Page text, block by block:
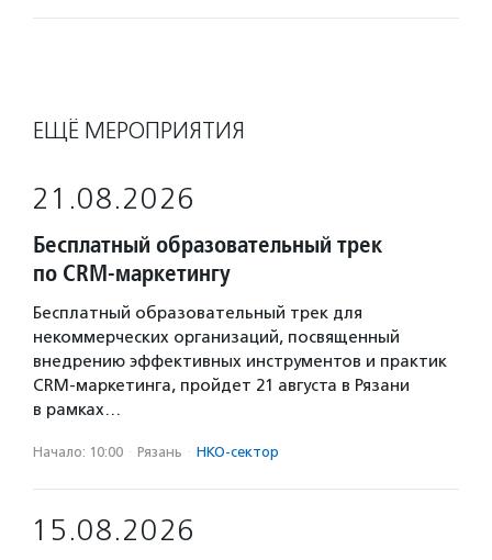
ЕЩЁ МЕРОПРИЯТИЯ
21.08.2026
Бесплатный образовательный трек
по CRM-маркетингу
Бесплатный образовательный трек для
некоммерческих организаций, посвященный
внедрению эффективных инструментов и практик
CRM-маркетинга, пройдет 21 августа в Рязани
в рамках…
Начало: 10:00 · Рязань · НКО-сектор
15.08.2026